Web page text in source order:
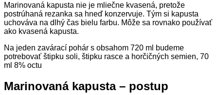
Marinovaná kapusta nie je mliečne kvasená, pretože
postrúhaná rezanka sa hneď konzervuje. Tým si kapusta
uchováva na dlhý čas bielu farbu. Môže sa rovnako používať
ako kvasená kapusta.
Na jeden zavárací pohár s obsahom 720 ml budeme
potrebovať štipku soli, štipku rasce a horčičných semien, 70
ml 8% octu
Marinovaná kapusta – postup